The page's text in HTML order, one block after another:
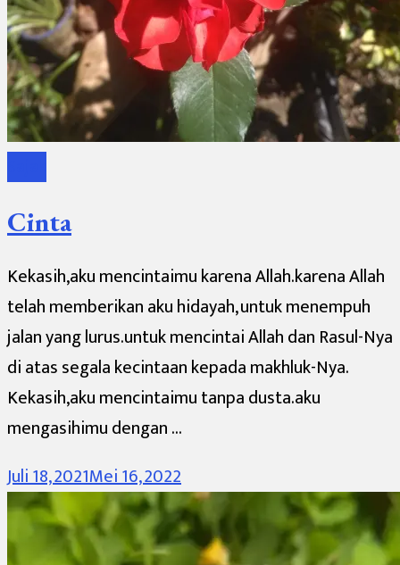
Cinta
Kekasih,aku mencintaimu karena Allah.karena Allah
telah memberikan aku hidayah, untuk menempuh
jalan yang lurus.untuk mencintai Allah dan Rasul-Nya
di atas segala kecintaan kepada makhluk-Nya.
Kekasih,aku mencintaimu tanpa dusta.aku
mengasihimu dengan …
Juli 18, 2021Mei 16, 2022